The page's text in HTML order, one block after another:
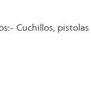
Cuchillos,